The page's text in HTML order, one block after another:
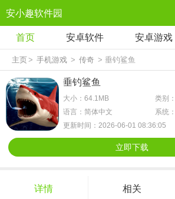
安小趣软件园
首页 安卓软件 安卓游戏
主页> 手机游戏 > 传奇 > 垂钓鲨鱼
垂钓鲨鱼
大小：64.1MB
类别
语言：简体中文
系统
更新时间：2026-06-01 08:36:05
立即下载
详情 相关